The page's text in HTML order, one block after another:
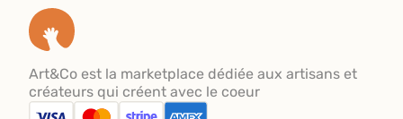
Art&Co est la marketplace dédiée aux artisans et
créateurs qui créent avec le coeur